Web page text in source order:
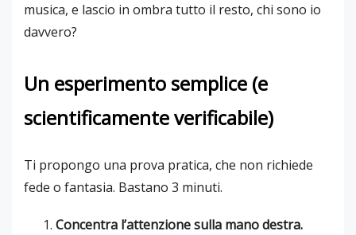
musica, e lascio in ombra tutto il resto, chi sono io
davvero?
Un esperimento semplice (e
scientificamente verificabile)
Ti propongo una prova pratica, che non richiede
fede o fantasia. Bastano 3 minuti.
Concentra l’attenzione sulla mano destra.